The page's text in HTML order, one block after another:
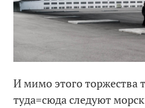
И мимо этого торжества
туда=сюда следуют